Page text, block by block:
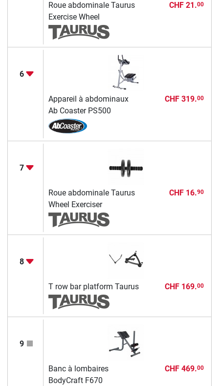
Roue abdominale Taurus
Exercise Wheel
CHF 21.00
6
Appareil à abdominaux
Ab Coaster PS500
CHF 319.00
7
Roue abdominale Taurus
Wheel Exerciser
CHF 16.90
8
T row bar platform Taurus CHF 169.00
9
Banc à lombaires
BodyCraft F670
CHF 469.00